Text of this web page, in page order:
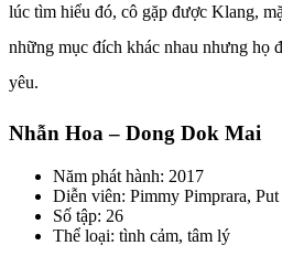
lúc tìm hiểu đó, cô gặp được Klang,
những mục đích khác nhau nhưng họ
yêu.
Nhẫn Hoa – Dong Dok Mai
Năm phát hành: 2017
Diễn viên: Pimmy Pimprara, Put
Số tập: 26
Thể loại: tình cảm, tâm lý